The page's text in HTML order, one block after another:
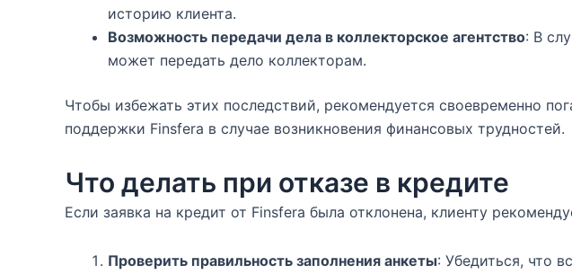
историю клиента.
Возможность передачи дела в коллекторское агентство: В
может передать дело коллекторам.
Чтобы избежать этих последствий, рекомендуется своевременно
поддержки Finsfera в случае возникновения финансовых трудностей.
Что делать при отказе в кредите
Если заявка на кредит от Finsfera была отклонена, клиенту
Проверить правильность заполнения анкеты: Убедиться, что